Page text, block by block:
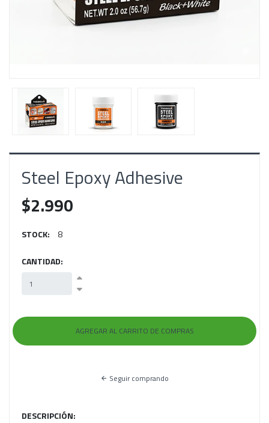
Steel Epoxy Adhesive
$2.990
STOCK: 8
CANTIDAD:
Seguir comprando
DESCRIPCIÓN: